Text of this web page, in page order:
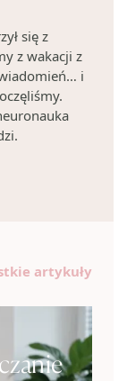
się z
z wakacji z
i
artykuły